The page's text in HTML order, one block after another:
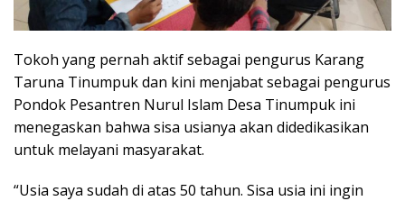
Tokoh yang pernah aktif sebagai pengurus Karang
Taruna Tinumpuk dan kini menjabat sebagai pengurus
Pondok Pesantren Nurul Islam Desa Tinumpuk ini
menegaskan bahwa sisa usianya akan didedikasikan
untuk melayani masyarakat.
“Usia saya sudah di atas 50 tahun. Sisa usia ini ingin